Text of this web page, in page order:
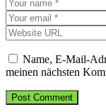
Name, E-Mail-
meinen nächsten